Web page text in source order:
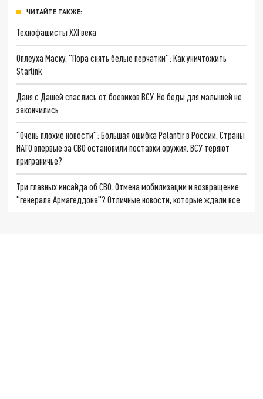
ЧИТАЙТЕ ТАКЖЕ:
Технофашисты XXI века
Оплеуха Маску. "Пора снять белые перчатки": Как уничтожить
Starlink
Даня с Дашей спаслись от боевиков ВСУ. Но беды для малышей не
закончились
"Очень плохие новости": Большая ошибка Palantir в России. Страны
НАТО впервые за СВО остановили поставки оружия. ВСУ теряют
приграничье?
Три главных инсайда об СВО. Отмена мобилизации и возвращение
"генерала Армагеддона"? Отличные новости, которые ждали все